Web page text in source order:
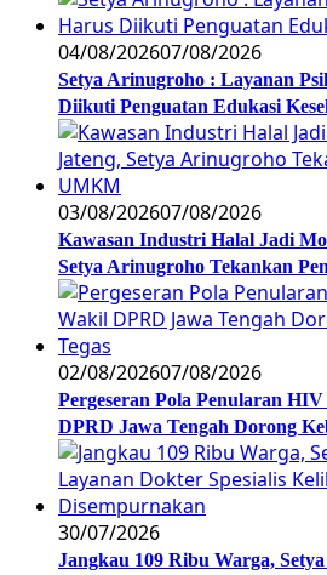
04/08/202607/08/2026
Setya Arinugroho : Layanan
Diikuti Penguatan Edukasi
03/08/202607/08/2026
Kawasan Industri Halal Jadi
Setya Arinugroho Tekankan
02/08/202607/08/2026
Pergeseran Pola Penularan
DPRD Jawa Tengah Dorong
30/07/2026
Jangkau 109 Ribu Warga,